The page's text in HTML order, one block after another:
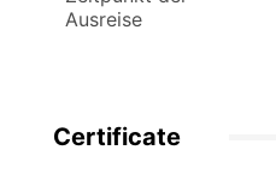
Ausreise
Certificate